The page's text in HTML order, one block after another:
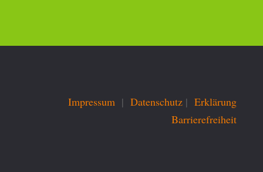
Impressum |Datenschutz |Erklärung
Barrierefreiheit